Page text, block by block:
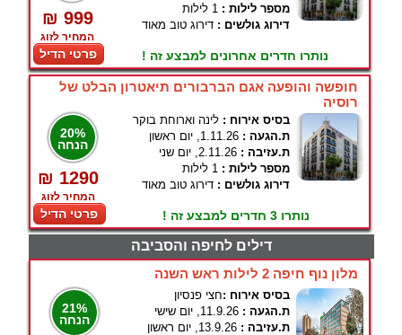
₪ 999
המחיר לזוג
פרטי הדיל
מספר לילות : 1 לילות
דירוג גולשים : דירוג טוב מאוד
נותרו חדרים אחרונים למבצע זה !
חופשה והופעה אגם הברבורים תיאטרון הבלט של
רוסיה
20%
הנחה
₪ 1290
המחיר לזוג
פרטי הדיל
בסיס אירוח : לינה וארוחת בוקר
ת.הגעה : 1.11.26, יום ראשון
ת.עזיבה : 2.11.26, יום שני
מספר לילות : 1 לילות
דירוג גולשים : דירוג טוב מאוד
נותרו 3 חדרים למבצע זה !
דילים לחיפה והסביבה
מלון נוף חיפה 2 לילות ראש השנה
21%
הנחה
בסיס אירוח :חצי פנסיון
ת.הגעה : 11.9.26, יום שישי
ת.עזיבה : 13.9.26, יום ראשון